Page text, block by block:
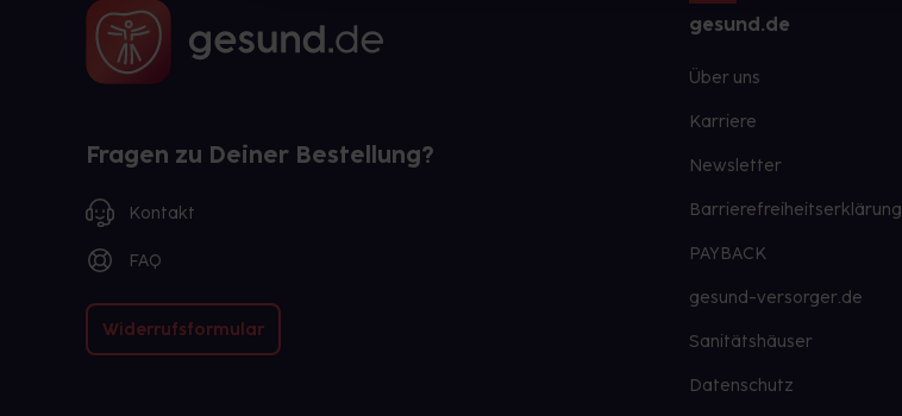
Fragen zu Deiner Bestellung?
Kontakt
FAQ
Widerrufsformular
gesund.de
Über uns
Karriere
Newsletter
Barrierefreiheitserklärung
PAYBACK
gesund-versorger.de
Sanitätshäuser
Datenschutz